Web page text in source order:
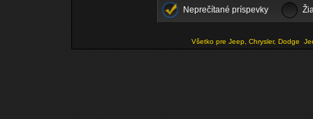
Neprečítané príspevky
Všetko pre Jeep, Chrysler, Dodge